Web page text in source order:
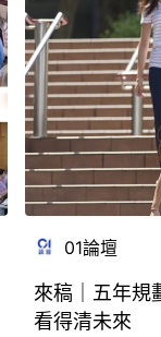
01論壇
來稿｜五年
看得清未來